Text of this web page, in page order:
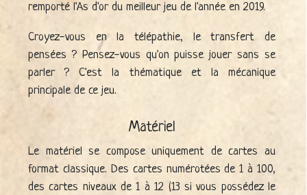
remporté l'As d'or du meilleur jeu de l'année en 2019.
Croyez-vous en la télépathie, le transfert de
pensées ? Pensez-vous qu'on puisse jouer sans se
parler ? C'est la thématique et la mécanique
principale de ce jeu.
Matériel
Le matériel se compose uniquement de cartes au
format classique. Des cartes numérotées de 1 à 100,
des cartes niveaux de 1 à 12 (13 si vous possédez le